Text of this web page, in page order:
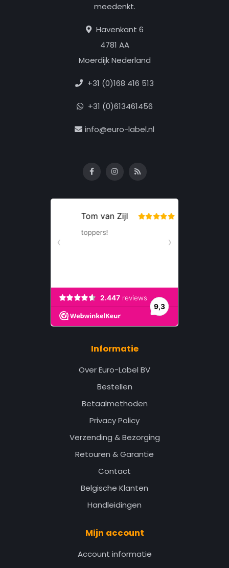
meedenkt.
Havenkant 6
4781 AA
Moerdijk Nederland
+31 (0)168 416 513
+31 (0)613461456
info@euro-label.nl
Informatie
Over Euro-Label BV
Bestellen
Betaalmethoden
Privacy Policy
Verzending & Bezorging
Retouren & Garantie
Contact
Belgische Klanten
Handleidingen
Mijn account
Account informatie